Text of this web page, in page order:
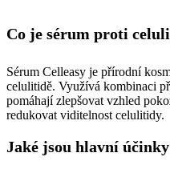
Co je sérum proti
Sérum Celleasy je přírodní
celulitidě. Využívá kombinaci
pomáhají zlepšovat vzhled
redukovat viditelnost celulitidy.
Jaké jsou hlavní účinky